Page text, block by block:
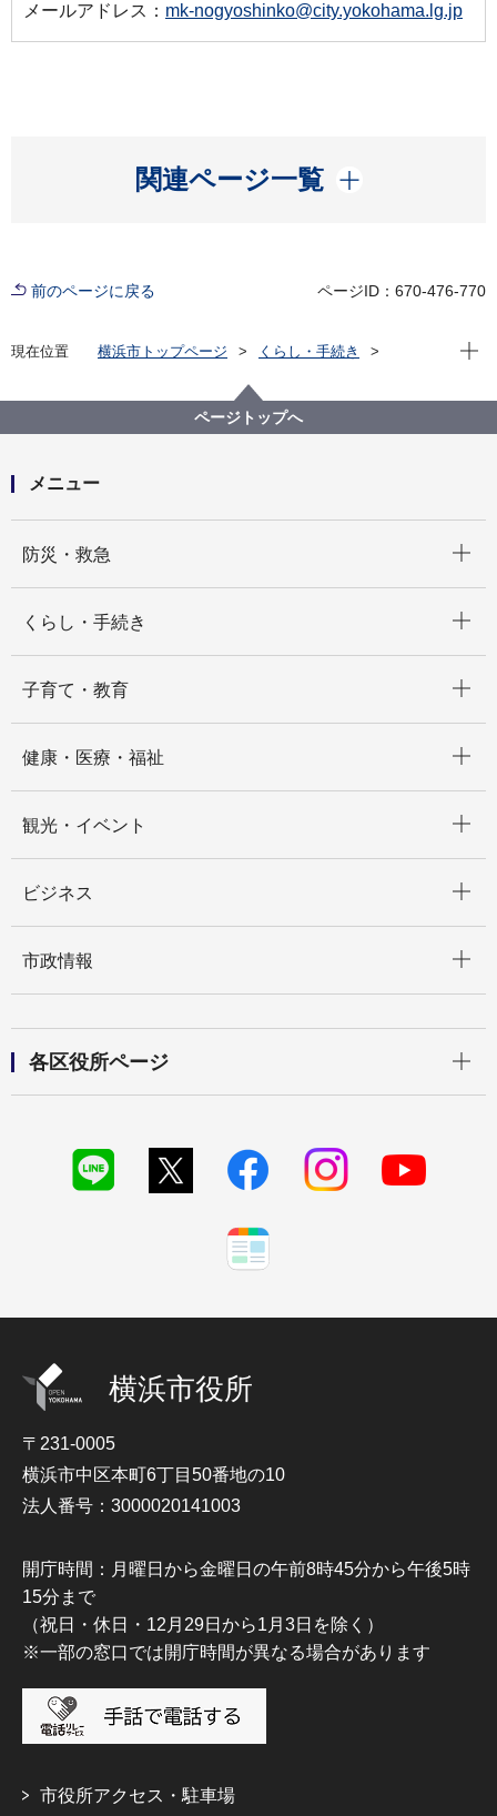
メールアドレス： mk-nogyoshinko@city.yokohama.lg.jp
関連ページ一覧
開く
前のページに戻る ページID：670-476-770
現在位置 横浜市トップページ
くらし・手続き
横浜で農業・農体験「ふれる・親しむ」
収穫体験農園（もぎとりなど）
収穫体験農園名一覧
現在
ページトップへ
メニュー
防災・救急
くらし・手続き
子育て・教育
健康・医療・福祉
観光・イベント
ビジネス
市政情報
各区役所ページ
横浜市役所
〒231-0005
横浜市中区本町6丁目50番地の10
法人番号：3000020141003
開庁時間：月曜日から金曜日の午前8時45分から午後5時
15分まで
（祝日・休日・12月29日から1月3日を除く）
※一部の窓口では開庁時間が異なる場合があります
市役所アクセス・駐車場